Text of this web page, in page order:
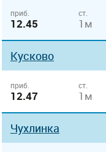
приб.
12.45
ст.
1м
Кусково
приб.
12.47
ст.
1м
Чухлинка